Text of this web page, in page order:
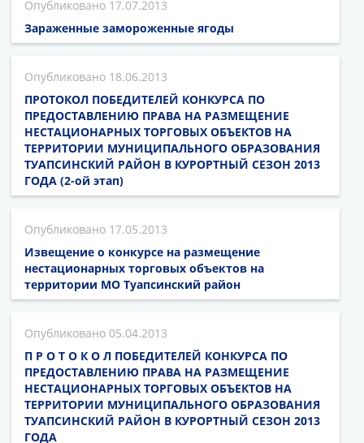
17.07.2013
Зараженные замороженные ягоды
18.06.2013
ПРОТОКОЛ ПОБЕДИТЕЛЕЙ КОНКУРСА ПО
ПРЕДОСТАВЛЕНИЮ ПРАВА НА РАЗМЕЩЕНИЕ
НЕСТАЦИОНАРНЫХ ТОРГОВЫХ ОБЪЕКТОВ НА
ТЕРРИТОРИИ МУНИЦИПАЛЬНОГО ОБРАЗОВАНИЯ
ТУАПСИНСКИЙ РАЙОН В КУРОРТНЫЙ СЕЗОН 2013
ГОДА (2-ой этап)
17.05.2013
Извещение о конкурсе на размещение
нестационарных торговых объектов на
территории МО Туапсинский район
05.04.2013
П Р О Т О К О Л ПОБЕДИТЕЛЕЙ КОНКУРСА ПО
ПРЕДОСТАВЛЕНИЮ ПРАВА НА РАЗМЕЩЕНИЕ
НЕСТАЦИОНАРНЫХ ТОРГОВЫХ ОБЪЕКТОВ НА
ТЕРРИТОРИИ МУНИЦИПАЛЬНОГО ОБРАЗОВАНИЯ
ТУАПСИНСКИЙ РАЙОН В КУРОРТНЫЙ СЕЗОН 2013
ГОДА